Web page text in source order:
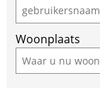
Woonplaats